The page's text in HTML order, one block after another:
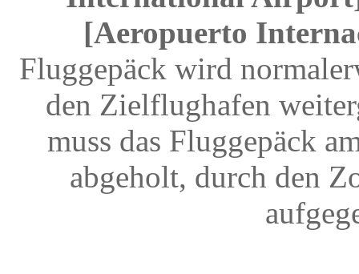
[Aeropuerto
Fluggepäck wird
den Zielflughafen
muss das Fluggepäck
abgeholt, durch den